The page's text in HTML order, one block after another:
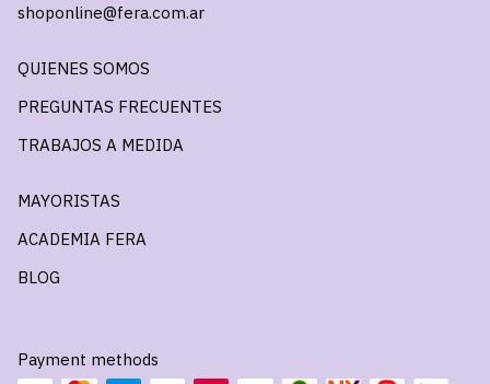
shoponline@fera.com.ar
QUIENES SOMOS
PREGUNTAS FRECUENTES
TRABAJOS A MEDIDA
MAYORISTAS
ACADEMIA FERA
BLOG
Payment methods